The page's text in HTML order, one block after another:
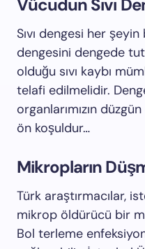
Vücudun Sıvı
Sıvı dengesi her şeyin
dengesini dengede
olduğu sıvı kaybı
telafi edilmelidir.
organlarımızın
ön koşuldur…
Mikropların
Türk araştırmacılar,
mikrop öldürücü bir
Bol terleme